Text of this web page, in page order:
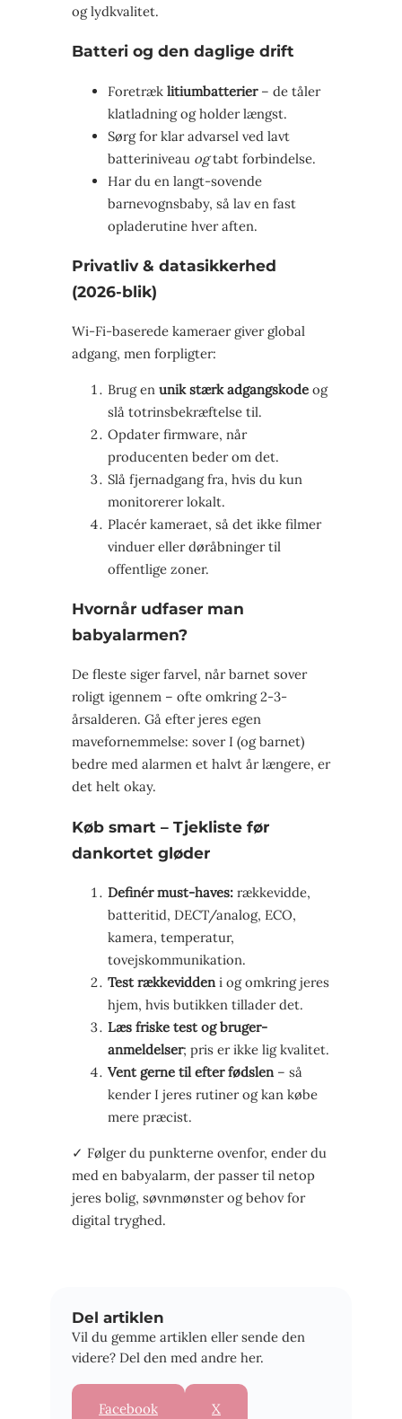
og lydkvalitet.
Batteri og den daglige drift
Foretræk litiumbatterier– de tåler
klatladning og holder længst.
Sørg for klar advarsel ved lavt
batteriniveau ogtabt forbindelse.
Har du en langt-sovende
barnevognsbaby, så lav en fast
opladerutine hver aften.
Privatliv & datasikkerhed
(2026-blik)
Wi-Fi-baserede kameraer giver global
adgang, men forpligter:
Brug en unik stærk adgangskode og
slå totrinsbekræftelse til.
Opdater firmware, når
producenten beder om det.
Slå fjernadgang fra, hvis du kun
monitorerer lokalt.
Placér kameraet, så det ikke filmer
vinduer eller døråbninger til
offentlige zoner.
Hvornår udfaser man
babyalarmen?
De fleste siger farvel, når barnet sover
roligt igennem – ofte omkring 2-3-
årsalderen. Gå efter jeres egen
mavefornemmelse: sover I (og barnet)
bedre med alarmen et halvt år længere, er
det helt okay.
Køb smart – Tjekliste før
dankortet gløder
Definér must-haves: rækkevidde,
batteritid, DECT/analog, ECO,
kamera, temperatur,
tovejskommunikation.
Test rækkeviddeni og omkring jeres
hjem, hvis butikken tillader det.
Læs friske test og bruger-
anmeldelser; pris er ikke lig kvalitet.
Vent gerne til efter fødslen– så
kender I jeres rutiner og kan købe
mere præcist.
✓ Følger du punkterne ovenfor, ender du
med en babyalarm, der passer til netop
jeres bolig, søvnmønster og behov for
digital tryghed.
Del artiklen
Vil du gemme artiklen eller sende den
videre? Del den med andre her.
Facebook X